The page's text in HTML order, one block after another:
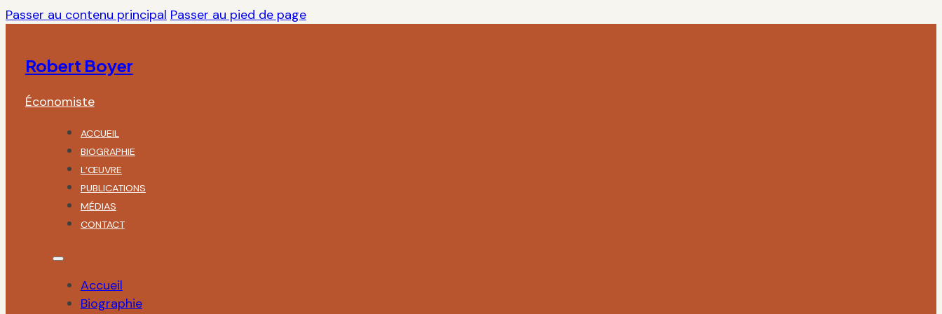
Passer au contenu principal Passer au pied de page
Robert Boyer
Économiste
ACCUEIL
BIOGRAPHIE
L’ŒUVRE
PUBLICATIONS
MÉDIAS
CONTACT
Accueil
Biographie